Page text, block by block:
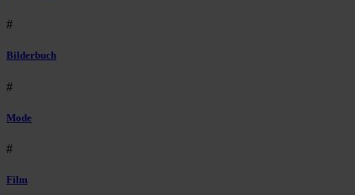
#
Bilderbuch
#
Mode
#
Film